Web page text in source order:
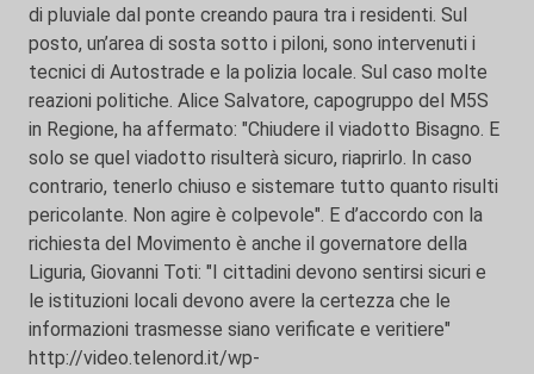
di pluviale dal ponte creando paura tra i residenti. Sul
posto, un’area di sosta sotto i piloni, sono intervenuti i
tecnici di Autostrade e la polizia locale. Sul caso molte
reazioni politiche. Alice Salvatore, capogruppo del M5S
in Regione, ha affermato: "Chiudere il viadotto Bisagno. E
solo se quel viadotto risulterà sicuro, riaprirlo. In caso
contrario, tenerlo chiuso e sistemare tutto quanto risulti
pericolante. Non agire è colpevole". E d’accordo con la
richiesta del Movimento è anche il governatore della
Liguria, Giovanni Toti: "I cittadini devono sentirsi sicuri e
le istituzioni locali devono avere la certezza che le
informazioni trasmesse siano verificate e veritiere"
http://video.telenord.it/wp-